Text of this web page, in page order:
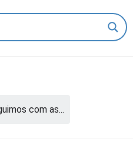
com as...